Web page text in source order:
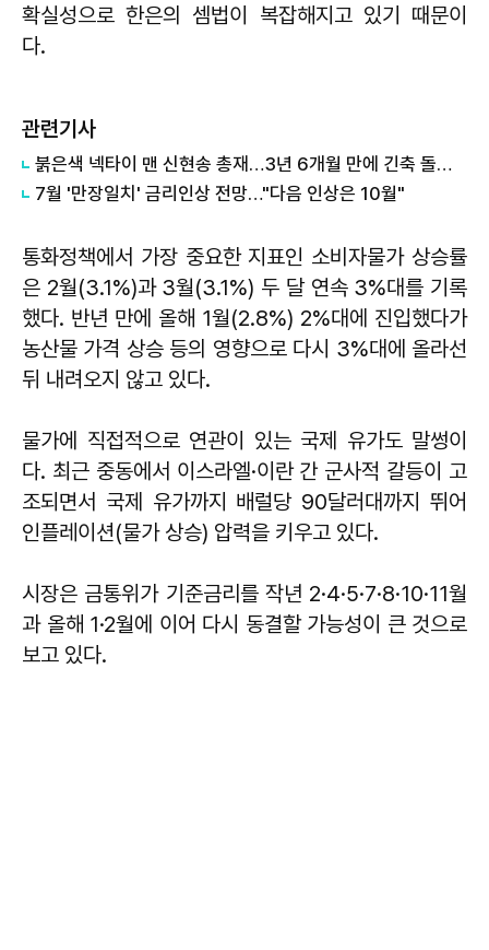
확실성으로 한은의 셈법이 복잡해지고 있기 때문이
다.
관련기사
붉은색 넥타이 맨 신현송 총재…3년 6개월 만에 긴축 돌입할까
7월 '만장일치' 금리인상 전망…"다음 인상은 10월"
통화정책에서 가장 중요한 지표인 소비자물가 상승률
은 2월(3.1%)과 3월(3.1%) 두 달 연속 3%대를 기록
했다. 반년 만에 올해 1월(2.8%) 2%대에 진입했다가
농산물 가격 상승 등의 영향으로 다시 3%대에 올라선
뒤 내려오지 않고 있다.
물가에 직접적으로 연관이 있는 국제 유가도 말썽이
다. 최근 중동에서 이스라엘·이란 간 군사적 갈등이 고
조되면서 국제 유가까지 배럴당 90달러대까지 뛰어
인플레이션(물가 상승) 압력을 키우고 있다.
시장은 금통위가 기준금리를 작년 2·4·5·7·8·10·11월
과 올해 1·2월에 이어 다시 동결할 가능성이 큰 것으로
보고 있다.